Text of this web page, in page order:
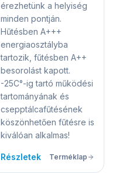
érezhetünk a helyiség
minden pontján.
Hűtésben A+++
energiaosztályba
tartozik, fűtésben A++
besorolást kapott.
-25C°-ig tartó működési
tartományának és
csepptálcafűtésének
köszönhetően fűtésre is
kiválóan alkalmas!
Részletek Terméklap